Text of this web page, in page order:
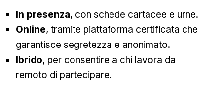
In presenza, con schede cartacee e urne.
Online, tramite piattaforma certificata che
garantisce segretezza e anonimato.
Ibrido, per consentire a chi lavora da
remoto di partecipare.